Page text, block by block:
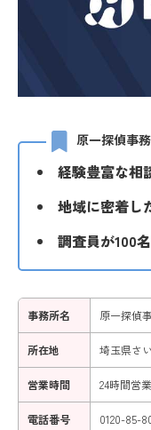
原一探偵事
経験豊富な相
地域に密着し
調査員が100
事務所名 原一探偵
所在地 埼玉県さ
営業時間 24時間営業
電話番号 0120-85-